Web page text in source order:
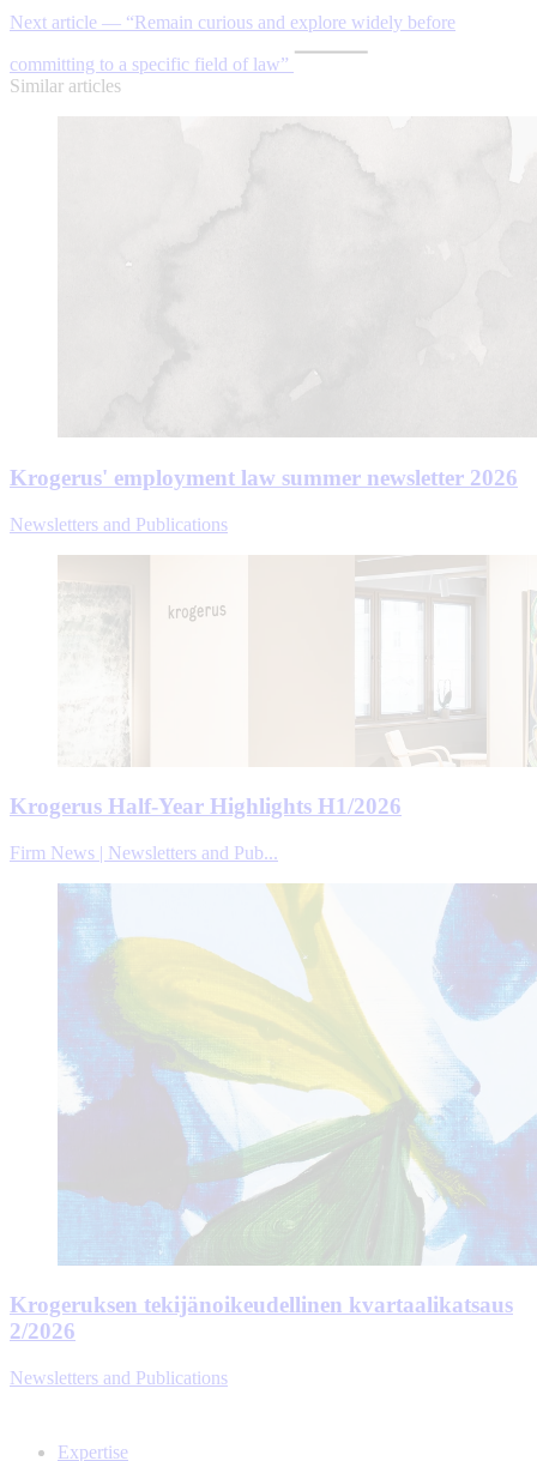
Next article — “Remain curious and explore widely before
committing to a specific field of law”
Similar articles
Krogerus' employment law summer newsletter 2026
Newsletters and Publications
Krogerus Half-Year Highlights H1/2026
Firm News | Newsletters and Pub...
Krogeruksen tekijänoikeudellinen kvartaalikatsaus
2/2026
Newsletters and Publications
Expertise